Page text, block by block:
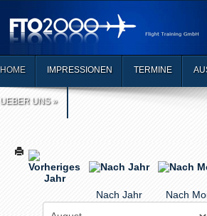
HOME IMPRESSIONEN TERMINE
UEBER UNS»
Nach Jahr Nach